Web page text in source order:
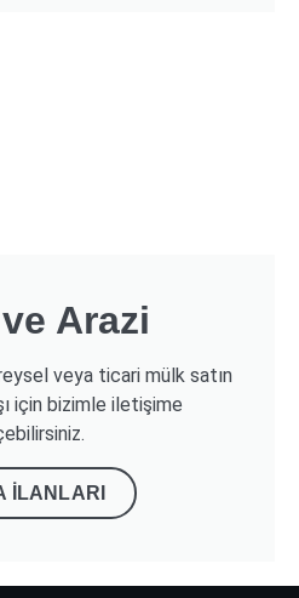
Arazi
veya ticari mülk satın
için bizimle iletişime
İLANLARI